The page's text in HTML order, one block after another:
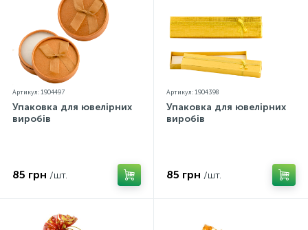
Артикул: 1904497
Упаковка для ювелірних
виробів
85 грн /шт.
Артикул: 1904398
Упаковка для ювелірних
виробів
85 грн /шт.